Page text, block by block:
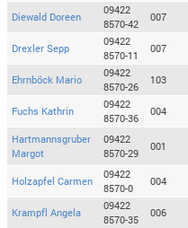
Diewald Doreen
09422
8570-42
007
Drexler Sepp
09422
8570-11
007
Ehrnböck Mario
09422
8570-26
103
Fuchs Kathrin
09422
8570-36
004
Hartmannsgruber
Margot
09422
8570-29
001
Holzapfel Carmen
09422
8570-0
004
Krampfl Angela
09422
8570-35
006